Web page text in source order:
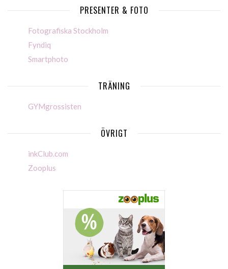
PRESENTER & FOTO
Fotografiska Stockholm
Fyndiq
Smartphoto
TRÄNING
GYMgrossisten
ÖVRIGT
inkClub.com
Zooplus